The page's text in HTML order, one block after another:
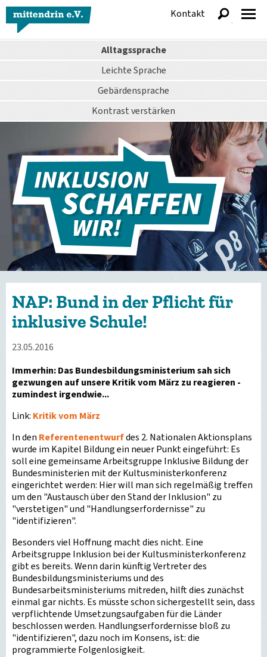
Alltagssprache
Leichte Sprache
Gebärdensprache
Kontrastverstärken
Kontakt
anzeigen
NAP: Bund in der Pflicht für
inklusive Schule!
23.05.2016
Immerhin: Das Bundesbildungsministerium sah sich
gezwungen auf unsere Kritik vom März zu reagieren -
zumindest irgendwie...
Link: Kritik vom März
In den Referentenentwurfdes 2. Nationalen Aktionsplans
wurde im Kapitel Bildung ein neuer Punkt eingeführt: Es
soll eine gemeinsame Arbeitsgruppe Inklusive Bildung der
Bundesministerien mit der Kultusministerkonferenz
eingerichtet werden: Hier will man sich regelmäßig treffen
um den "Austausch über den Stand der Inklusion" zu
"verstetigen" und "Handlungserfordernisse" zu
"identifizieren".
Besonders viel Hoffnung macht dies nicht. Eine
Arbeitsgruppe Inklusion bei der Kultusministerkonferenz
gibt es bereits. Wenn darin künftig Vertreter des
Bundesbildungsministeriums und des
Bundesarbeitsministeriums mitreden, hilft dies zunächst
einmal gar nichts. Es müsste schon sichergestellt sein, dass
verpflichtende Umsetzungsaufgaben für die Länder
beschlossen werden. Handlungserfordernisse bloß zu
"identifizieren", dazu noch im Konsens, ist: die
programmierte Folgenlosigkeit.